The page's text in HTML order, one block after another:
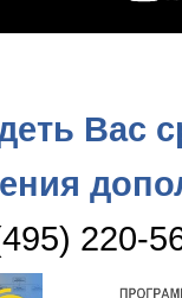
Вас
220-